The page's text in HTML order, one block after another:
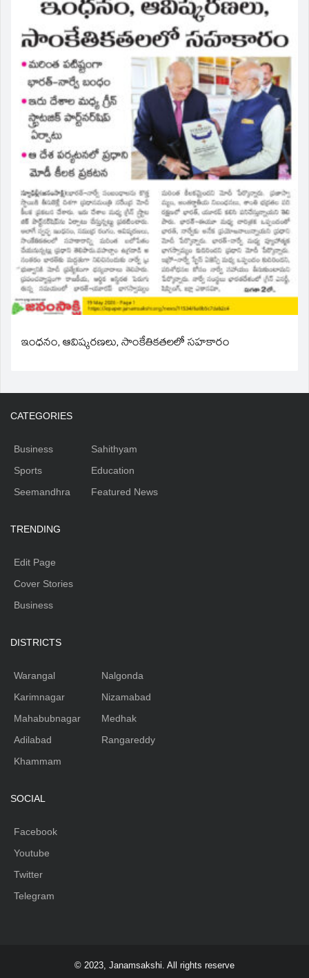
ఇంధనం, ఆవిష్కరణలు, సాంకేతికతలలో సహకారం
CATEGORIES
Business
Sports
Seemandhra
Sahithyam
Education
Featured News
TRENDING
Edit Page
Cover Stories
Business
DISTRICTS
Warangal
Karimnagar
Mahabubnagar
Adilabad
Khammam
Nalgonda
Nizamabad
Medhak
Rangareddy
SOCIAL
Facebook
Youtube
Twitter
Telegram
© 2023, Janamsakshi. All rights reserve